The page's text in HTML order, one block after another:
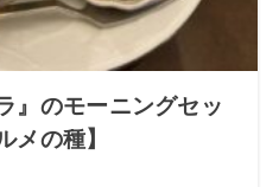
』のモーニングセッ
メの種】